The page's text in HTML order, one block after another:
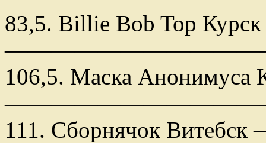
83,5. Billie Bob Top
106,5. Маска Анонимуса
111. Сборнячок Витебск